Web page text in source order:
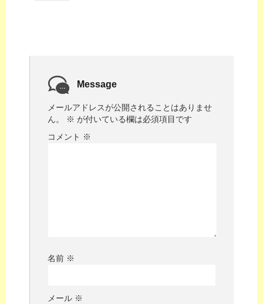
Message
メールアドレスが公開されることはありませ
ん。
※ が付いている欄は必須項目です
コメント ※
名前 ※
メール ※